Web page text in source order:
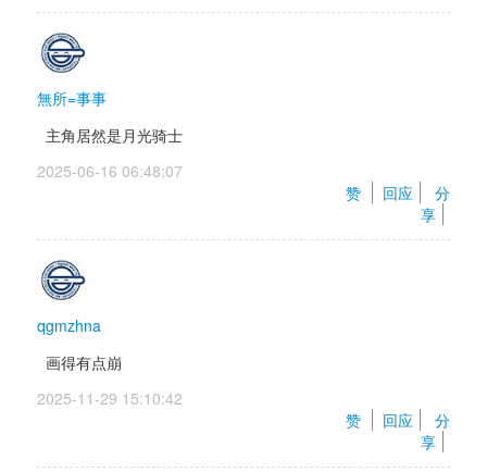
無所=事事
主角居然是月光骑士
2025-06-16 06:48:07
赞
回应
分
享
qgmzhna
画得有点崩
2025-11-29 15:10:42
赞
回应
分
享